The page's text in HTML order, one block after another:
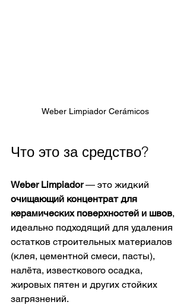
Weber Limpiador Cerámicos
Что это за средство?
Weber Limpiador — это жидкий
очищающий концентрат для
керамических поверхностей и швов,
идеально подходящий для удаления
остатков строительных материалов
(клея, цементной смеси, пасты),
налёта, известкового осадка,
жировых пятен и других стойких
загрязнений.